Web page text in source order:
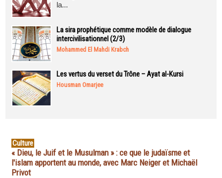
la...
La sira prophétique comme modèle de dialogue
intercivilisationnel (2/3)
Mohammed El Mahdi Krabch
Les vertus du verset du Trône – Ayat al-Kursi
Housman Omarjee
Culture
« Dieu, le Juif et le Musulman » : ce que le judaïsme et
l'islam apportent au monde, avec Marc Neiger et Michaël
Privot